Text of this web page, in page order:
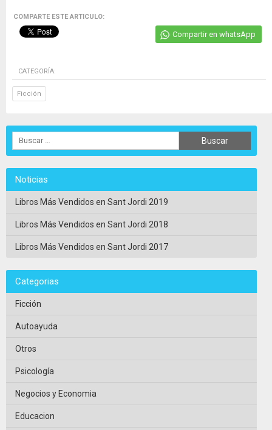
COMPARTE ESTE ARTICULO:
Compartir en whatsApp
CATEGORÍA:
Ficción
Noticias
Libros Más Vendidos en Sant Jordi 2019
Libros Más Vendidos en Sant Jordi 2018
Libros Más Vendidos en Sant Jordi 2017
Categorias
Ficción
Autoayuda
Otros
Psicología
Negocios y Economia
Educacion